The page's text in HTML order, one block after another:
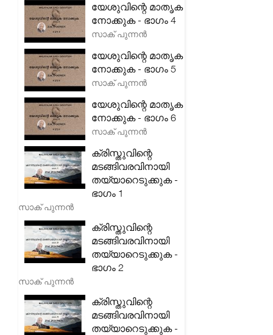
യേശുവിന്റെ മാതൃക
നോക്കുക - ഭാഗം 4
സാക് പുന്നൻ
യേശുവിന്റെ മാതൃക
നോക്കുക - ഭാഗം 5
സാക് പുന്നൻ
യേശുവിന്റെ മാതൃക
നോക്കുക - ഭാഗം 6
സാക് പുന്നൻ
ക്രിസ്തുവിന്റെ
മടങ്ങിവരവിനായി
തയ്യാറെടുക്കുക -
ഭാഗം 1
സാക് പുന്നൻ
ക്രിസ്തുവിന്റെ
മടങ്ങിവരവിനായി
തയ്യാറെടുക്കുക -
ഭാഗം 2
സാക് പുന്നൻ
ക്രിസ്തുവിന്റെ
മടങ്ങിവരവിനായി
തയ്യാറെടുക്കുക -